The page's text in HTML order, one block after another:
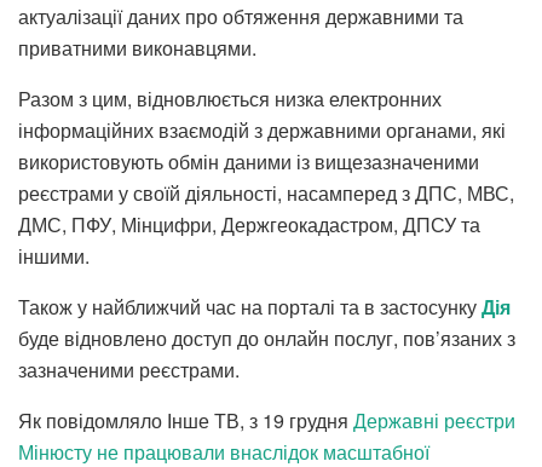
актуалізації даних про обтяження державними та
приватними виконавцями.
Разом з цим, відновлюється низка електронних
інформаційних взаємодій з державними органами, які
використовують обмін даними із вищезазначеними
реєстрами у своїй діяльності, насамперед з ДПС, МВС,
ДМС, ПФУ, Мінцифри, Держгеокадастром, ДПСУ та
іншими.
Також у найближчий час на порталі та в застосункуДія
буде відновлено доступ до онлайн послуг, пов’язаних з
зазначеними реєстрами.
Як повідомляло Інше ТВ, з 19 грудня Державні реєстри
Мінюсту не працювали внаслідок масштабної